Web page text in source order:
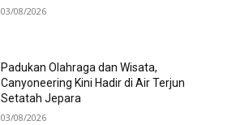
03/08/2026
Padukan Olahraga dan Wisata,
Canyoneering Kini Hadir di Air Terjun
Setatah Jepara
03/08/2026